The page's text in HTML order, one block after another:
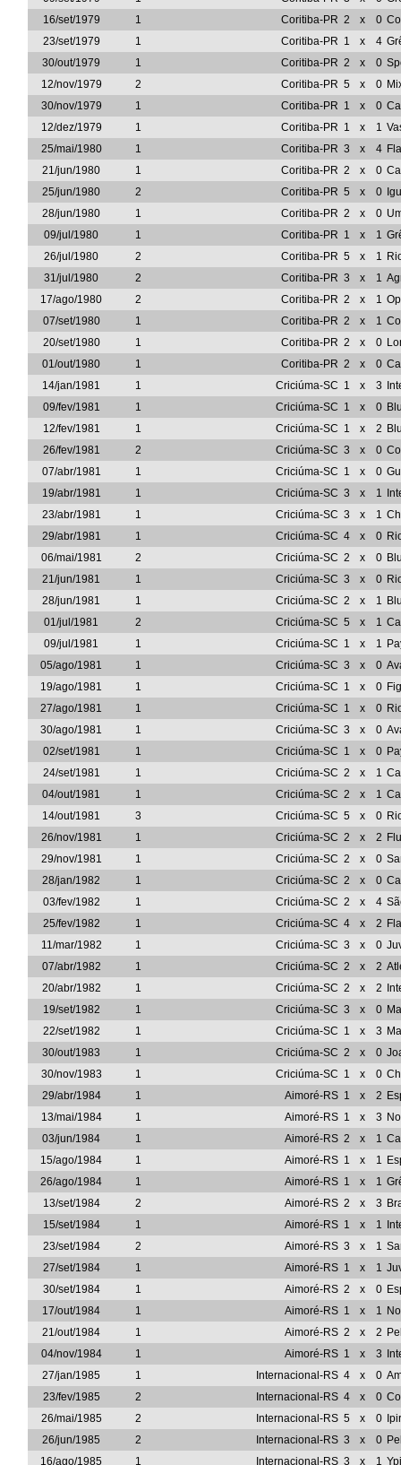
16/set/1979
1 Coritiba-PR 2 x 0
23/set/1979
1 Coritiba-PR 1 x 4
30/out/1979
1 Coritiba-PR 2 x 0
12/nov/1979
2 Coritiba-PR 5 x 0
30/nov/1979
1 Coritiba-PR 1 x 0
12/dez/1979
1 Coritiba-PR 1 x 1
25/mai/1980
1 Coritiba-PR 3 x 4
21/jun/1980
1 Coritiba-PR 2 x 0
25/jun/1980
2 Coritiba-PR 5 x 0
28/jun/1980
1 Coritiba-PR 2 x 0
09/jul/1980
1 Coritiba-PR 1 x 1
26/jul/1980
2 Coritiba-PR 5 x 1
31/jul/1980
2 Coritiba-PR 3 x 1
17/ago/1980
2 Coritiba-PR 2 x 1
07/set/1980
1 Coritiba-PR 2 x 1
20/set/1980
1 Coritiba-PR 2 x 0
01/out/1980
1 Coritiba-PR 2 x 0
14/jan/1981
1 Criciúma-SC 1 x 3
09/fev/1981
1 Criciúma-SC 1 x 0
12/fev/1981
1 Criciúma-SC 1 x 2
26/fev/1981
2 Criciúma-SC 3 x 0
07/abr/1981
1 Criciúma-SC 1 x 0
19/abr/1981
1 Criciúma-SC 3 x 1
23/abr/1981
1 Criciúma-SC 3 x 1
29/abr/1981
1 Criciúma-SC 4 x 0
06/mai/1981
2 Criciúma-SC 2 x 0
21/jun/1981
1 Criciúma-SC 3 x 0
28/jun/1981
1 Criciúma-SC 2 x 1
01/jul/1981
2 Criciúma-SC 5 x 1
09/jul/1981
1 Criciúma-SC 1 x 1
05/ago/1981
1 Criciúma-SC 3 x 0
19/ago/1981
1 Criciúma-SC 1 x 0
27/ago/1981
1 Criciúma-SC 1 x 0
30/ago/1981
1 Criciúma-SC 3 x 0
02/set/1981
1 Criciúma-SC 1 x 0
24/set/1981
1 Criciúma-SC 2 x 1
04/out/1981
1 Criciúma-SC 2 x 1
14/out/1981
3 Criciúma-SC 5 x 0
26/nov/1981
1 Criciúma-SC 2 x 2
29/nov/1981
1 Criciúma-SC 2 x 0
28/jan/1982
1 Criciúma-SC 2 x 0
03/fev/1982
1 Criciúma-SC 2 x 4
25/fev/1982
1 Criciúma-SC 4 x 2
11/mar/1982
1 Criciúma-SC 3 x 0
07/abr/1982
1 Criciúma-SC 2 x 2
20/abr/1982
1 Criciúma-SC 2 x 2
19/set/1982
1 Criciúma-SC 3 x 0
22/set/1982
1 Criciúma-SC 1 x 3
30/out/1983
1 Criciúma-SC 2 x 0
30/nov/1983
1 Criciúma-SC 1 x 0
29/abr/1984
1 Aimoré-RS 1 x 2
13/mai/1984
1 Aimoré-RS 1 x 3
03/jun/1984
1 Aimoré-RS 2 x 1
15/ago/1984
1 Aimoré-RS 1 x 1
26/ago/1984
1 Aimoré-RS 1 x 1
13/set/1984
2 Aimoré-RS 2 x 3
15/set/1984
1 Aimoré-RS 1 x 1
23/set/1984
2 Aimoré-RS 3 x 1
27/set/1984
1 Aimoré-RS 1 x 1
30/set/1984
1 Aimoré-RS 2 x 0
17/out/1984
1 Aimoré-RS 1 x 1
21/out/1984
1 Aimoré-RS 2 x 2
04/nov/1984
1 Aimoré-RS 1 x 3
27/jan/1985
1 Internacional-RS 4 x 0
23/fev/1985
2 Internacional-RS 4 x 0
26/mai/1985
2 Internacional-RS 5 x 0
26/jun/1985
2 Internacional-RS 3 x 0
16/ago/1985
1 Internacional-RS 3 x 1